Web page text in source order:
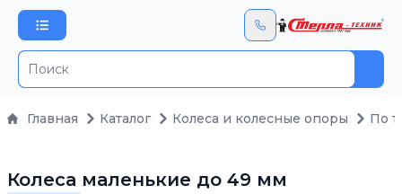
Главная Каталог Колеса и колесные опоры По
Колеса маленькие до 49 мм